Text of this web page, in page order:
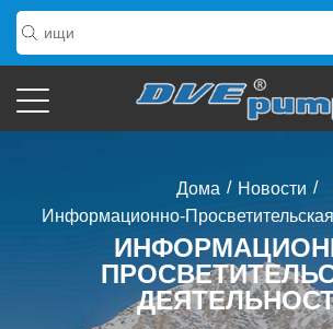
Дома / Новости /
Информационно-